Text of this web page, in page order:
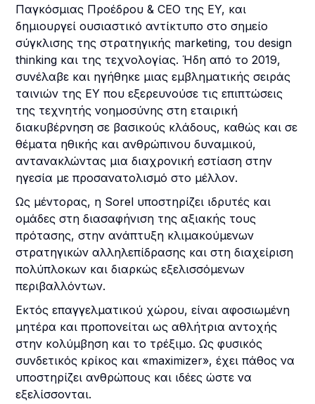
Παγκόσμιας Προέδρου & CEO της EY, και
δημιουργεί ουσιαστικό αντίκτυπο στο σημείο
σύγκλισης της στρατηγικής marketing, του design
thinking και της τεχνολογίας. Ήδη από το 2019,
συνέλαβε και ηγήθηκε μιας εμβληματικής σειράς
ταινιών της EY που εξερευνούσε τις επιπτώσεις
της τεχνητής νοημοσύνης στη εταιρική
διακυβέρνηση σε βασικούς κλάδους, καθώς και σε
θέματα ηθικής και ανθρώπινου δυναμικού,
αντανακλώντας μια διαχρονική εστίαση στην
ηγεσία με προσανατολισμό στο μέλλον.
Ως μέντορας, η Sorel υποστηρίζει ιδρυτές και
ομάδες στη διασαφήνιση της αξιακής τους
πρότασης, στην ανάπτυξη κλιμακούμενων
στρατηγικών αλληλεπίδρασης και στη διαχείριση
πολύπλοκων και διαρκώς εξελισσόμενων
περιβαλλόντων.
Εκτός επαγγελματικού χώρου, είναι αφοσιωμένη
μητέρα και προπονείται ως αθλήτρια αντοχής
στην κολύμβηση και το τρέξιμο. Ως φυσικός
συνδετικός κρίκος και «maximizer», έχει πάθος να
υποστηρίζει ανθρώπους και ιδέες ώστε να
εξελίσσονται.